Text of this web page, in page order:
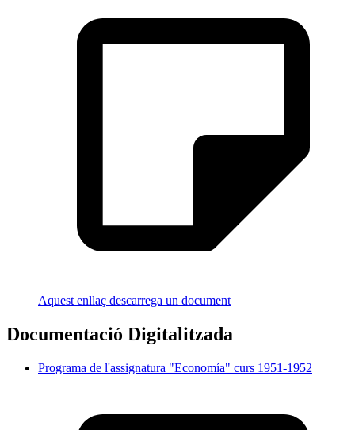
Aquest enllaç descarrega un document
Documentació Digitalitzada
Programa de l'assignatura "Economía" curs 1951-1952